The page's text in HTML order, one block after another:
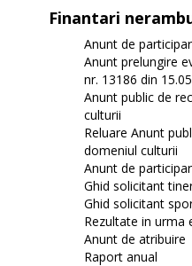
Finantari
Anunt de
Anunt prelungire
nr. 13186 din
Anunt public de
culturii
Reluare Anunt
domeniul culturii
Anunt de
Ghid solicitant
Ghid solicitant
Rezultate in urma
Anunt de atribuire
Raport anual